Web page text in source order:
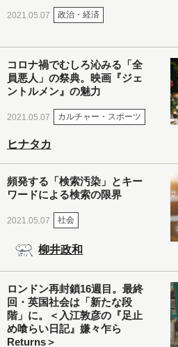
2021.05.07 政治・経済
コロナ禍でむしろ沁みる「全
員悪人」の祭典。映画『ジェ
ントルメン』の魅力
2021.05.07 カルチャー・スポーツ
ヒナタカ
頻発する「検索汚染」とキー
ワードによる検索の限界
2021.05.07 社会
柳井政和
ロンドン再封鎖16週目。最終
回・英国社会は「新たな段
階」に。＜入江敦彦の『足止
め喰らい日記』嫌々乍ら
Returns＞